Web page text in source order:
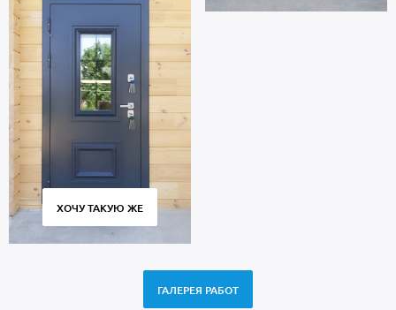
ХОЧУ ТАКУЮ ЖЕ
ГАЛЕРЕЯ РАБОТ